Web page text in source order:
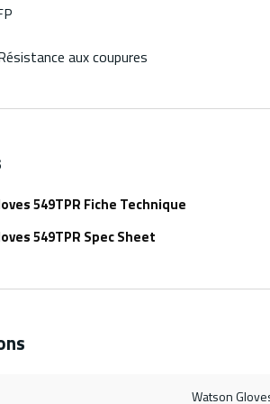
aux coupures
549TPR Fiche Technique
549TPR Spec Sheet
Watson